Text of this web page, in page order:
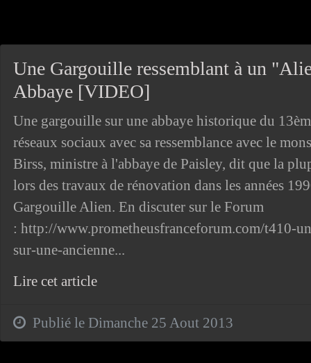
Une Gargouille ressemblant à un
Abbaye [VIDEO]
Une gargouille sur une abbaye historique du
réseaux sociaux avec sa ressemblance avec le
Birss, ministre à l'abbaye de Paisley, dit que la
lors des travaux de rénovation dans les années
Gargouille Alien. En discuter sur le Forum
: http://www.prometheusfranceforum.com/t410-
sur-une-ancienne...
Lire cet article
Publié le Dimanche 25 Aout 2013